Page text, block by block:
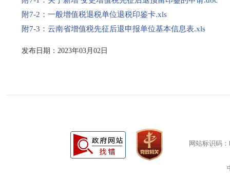
附7-2：一般增值税退税单位退税印鉴卡.xls
附7-3：云南省增值税先征后退申报单位基本信息表.xls
发布日期：2023年03月02日
网站标识码